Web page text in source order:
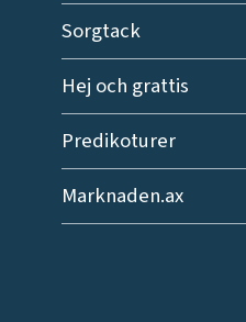
Sorgtack
Hej och grattis
Predikoturer
Marknaden.ax